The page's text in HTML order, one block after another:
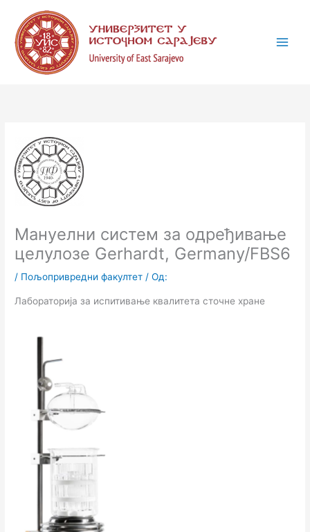
садржај
Мануелни систем за одређивање
целулозе Gerhardt, Germany/FBS6
/ Пољопривредни факултет / Од:
Лабораторија за испитивање квалитета сточне хране
а
т
е